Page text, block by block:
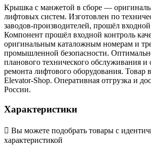
Крышка с манжетой в сборе —
лифтовых систем. Изготовлен по
заводов-производителей, прошёл входной
Компонент прошёл входной контроль
оригинальным каталожным номерам и
промышленной безопасности.
планового технического обслуживания и
ремонта лифтового оборудования. Товар
Elevator-Shop. Оперативная отгрузка и
России.
Характеристики
 Вы можете подобрать товары с
характеристикой